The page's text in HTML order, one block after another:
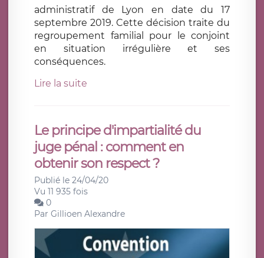
administratif de Lyon en date du 17
septembre 2019. Cette décision traite du
regroupement familial pour le conjoint
en situation irrégulière et ses
conséquences.
Lire la suite
Le principe d'impartialité du
juge pénal : comment en
obtenir son respect ?
Publié le 24/04/20
Vu 11 935 fois
0
Par Gillioen Alexandre